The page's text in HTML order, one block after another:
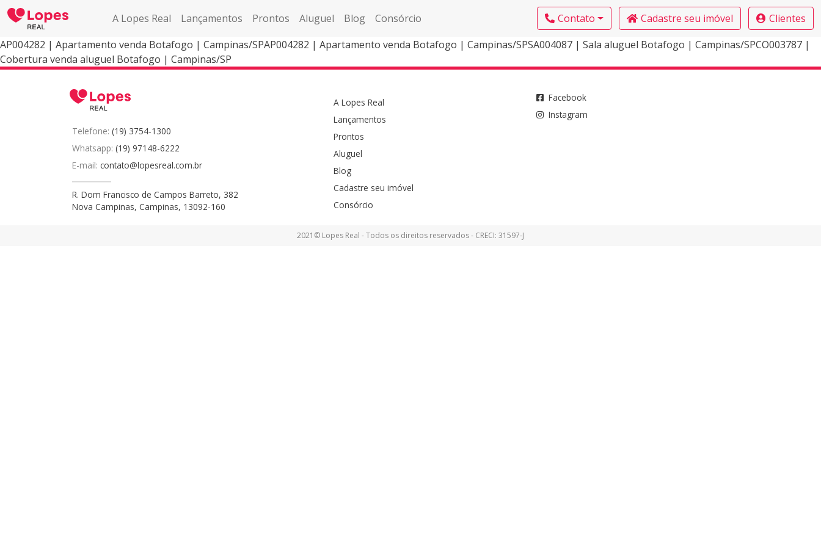
A Lopes Real Lançamentos Prontos Aluguel Blog Consórcio Contato Cadastre seu imóvel
Clientes
AP004282 | Apartamento venda Botafogo | Campinas/SPAP004282 | Apartamento venda Botafogo | Campinas/SPSA004087 | Sala aluguel Botafogo | Campinas/SPCO003787 |
Cobertura venda aluguel Botafogo | Campinas/SP
Telefone: (19) 3754-1300
Whatsapp: (19) 97148-6222
E-mail: contato@lopesreal.com.br
R. Dom Francisco de Campos Barreto, 382
Nova Campinas, Campinas, 13092-160
A Lopes Real
Lançamentos
Prontos
Aluguel
Blog
Cadastre seu imóvel
Consórcio
Facebook
Instagram
2021© Lopes Real - Todos os direitos reservados - CRECI: 31597-J